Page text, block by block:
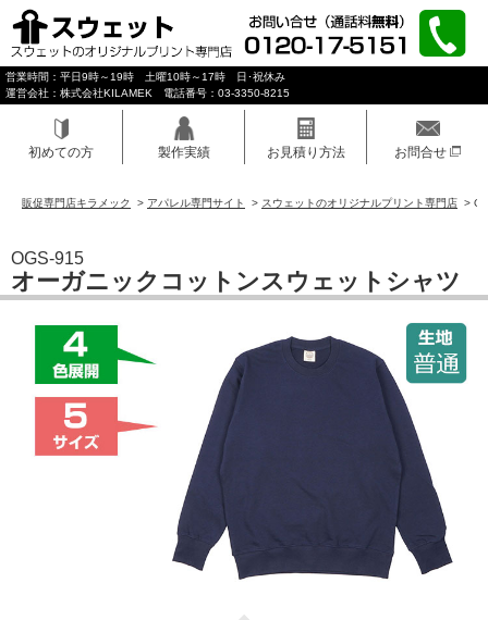
営業時間：平日9時～19時 土曜10時～17時 日･祝休み
運営会社：株式会社KILAMEK 電話番号：03-3350-8215
初めての方 製作実績 お見積り方法 お問合せ
販促専門店キラメック > アパレル専門サイト > スウェットのオリジナルプリント専門店 >
OGS-915
オーガニックコットンスウェットシャツ